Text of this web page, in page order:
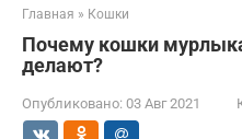
Главная » Кошки
Почему кошки
делают?
Опубликовано: 03 Авг 2021